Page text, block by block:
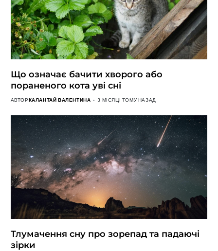
Що означає бачити хворого або
пораненого кота уві сні
АВТОРКАЛАНТАЙ ВАЛЕНТИНА 3 МІСЯЦІ ТОМУ НАЗАД
Тлумачення сну про зорепад та падаючі
зірки